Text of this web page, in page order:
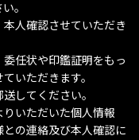
。
人確認させていただき
任状や印鑑証明をもっ
いただきます。
してください。
りいただいた個人情報
の連絡及び本人確認に